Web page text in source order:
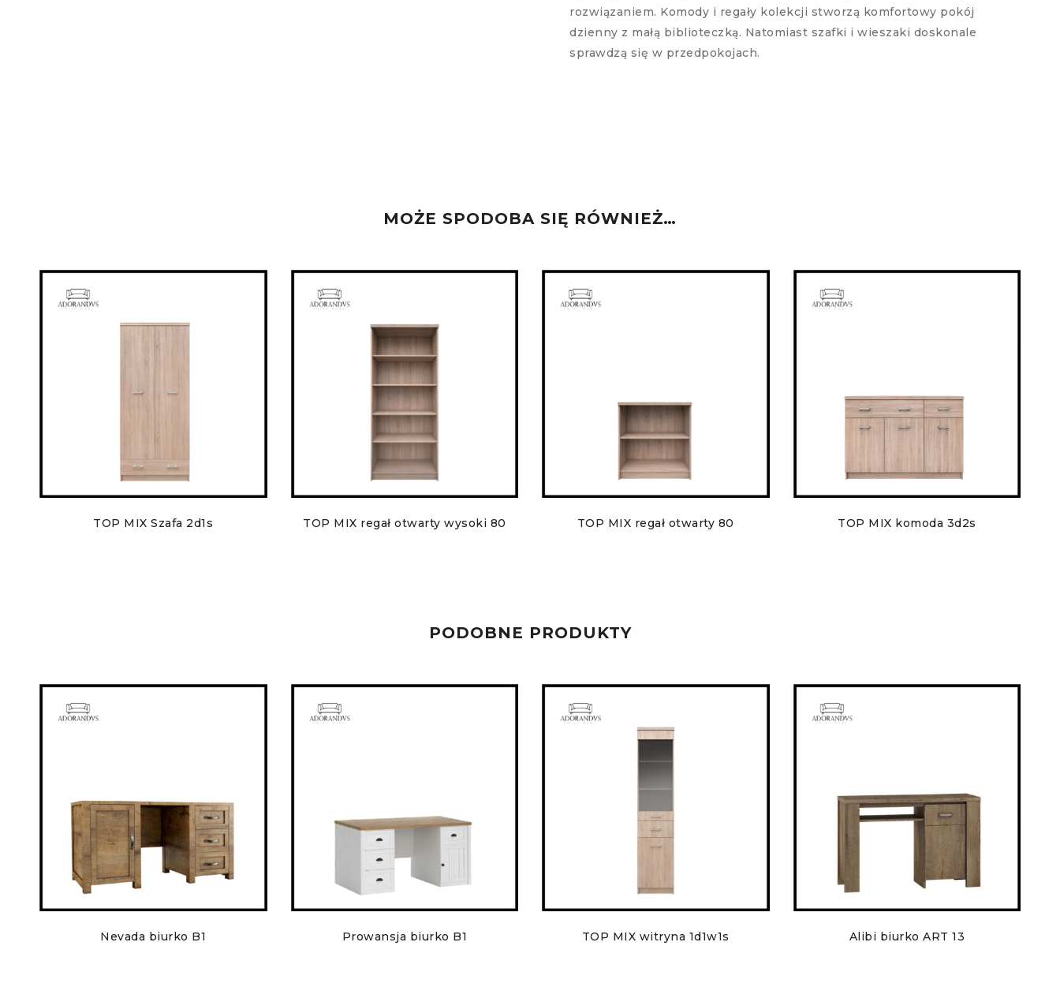
rozwiązaniem. Komody i regały kolekcji stworzą komfortowy pokój
dzienny z małą biblioteczką. Natomiast szafki i wieszaki doskonale
sprawdzą się w przedpokojach.
MOŻE SPODOBA SIĘ RÓWNIEŻ…
TOP MIX Szafa 2d1s TOP MIX regał otwarty wysoki 80 TOP MIX regał otwarty 80 TOP MIX komoda 3d2s
PODOBNE PRODUKTY
Nevada biurko B1 Prowansja biurko B1 TOP MIX witryna 1d1w1s Alibi biurko ART 13